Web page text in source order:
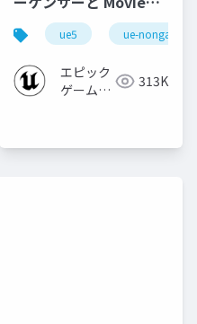
Render Queue の使い
方【Cinematic Dive
2023】
ue5 ue-nongame
エピック
ゲームズ
313K